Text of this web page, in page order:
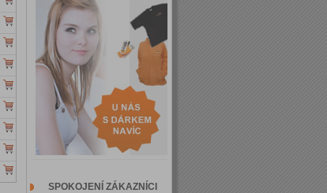
SPOKOJENÍ ZÁKAZNÍCI